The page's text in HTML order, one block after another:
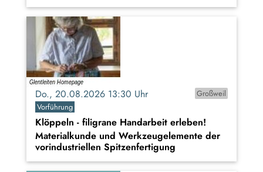
Do., 20.08.2026 13:30 Uhr
Großweil
Vorführung
Klöppeln - filigrane Handarbeit erleben!
Materialkunde und Werkzeugelemente der
vorindustriellen Spitzenfertigung